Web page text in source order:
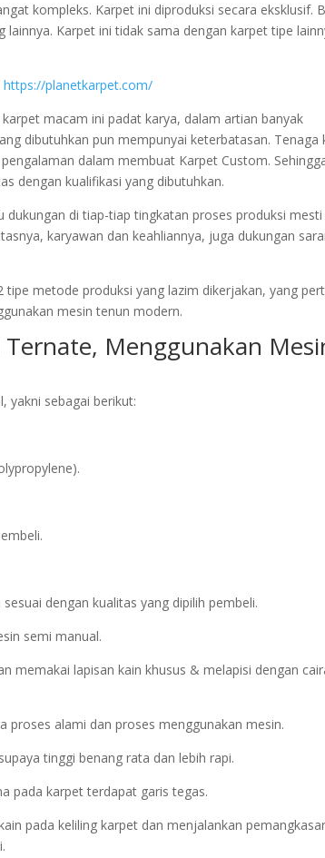
kompleks. Karpet ini diproduksi secara eksklusif.
Karpet ini tidak sama dengan karpet tipe
https://planetkarpet.com/
macam ini padat karya, dalam artian banyak
dibutuhkan pun mempunyai keterbatasan. Tenaga
dalam membuat Karpet Custom.
dengan kualifikasi yang dibutuhkan.
dukungan di tiap-tiap tingkatan proses produksi mesti
karyawan dan keahliannya, juga dukungan
metode produksi yang lazim dikerjakan, yang
mesin tenun modern.
Menggunakan
yakni sebagai berikut:
dengan kualitas yang dipilih pembeli.
semi manual.
memakai lapisan kain khusus & melapisi dengan
proses alami dan proses menggunakan mesin.
tinggi benang rata dan lebih rapi.
pada karpet terdapat garis tegas.
pada keliling karpet dan menjalankan